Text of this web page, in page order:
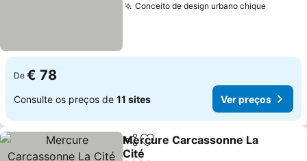
Conceito de design urbano chique
De € 78
Consulte os preços de 11 sites Ver preços
PartilharAdicionar aos favoritos
Mercure Carcassonne La
Cité